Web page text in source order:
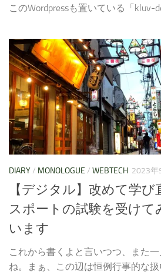
このWordpressも置いている「kluv-
DIARY/ MONOLOGUE / WEBTECH 2023年
【デジタル】改めて学
スポートの試験を受けて
います
これから書くよと言いつつ、また
ね。まぁ、この辺は恒例行事的な扱